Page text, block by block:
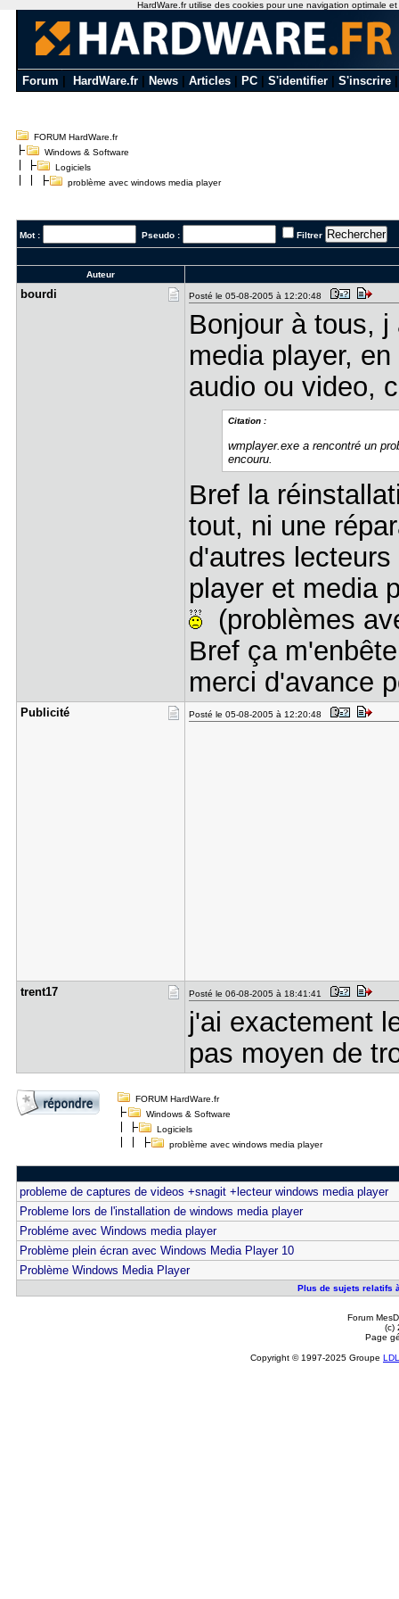
Forum HardWare.fr News Articles PC S'identifier S'inscrire
FORUM HardWare.fr
Windows & Software
Logiciels
problème avec windows media player
Mot : Pseudo : Filtrer
Auteur
bourdi Posté le 05-08-2005 à 12:20:48
Bonjour à tous,
media player,
audio ou video,
Citation :
wmplayer.exe a rencontré un
encouru.
Bref la
tout, ni une
d'autres
player et media
(problèmes
Bref ça
merci d'avance
Publicité Posté le 05-08-2005 à 12:20:48
trent17 Posté le 06-08-2005 à 18:41:41
j'ai exactement
pas moyen de
FORUM HardWare.fr
Windows & Software
Logiciels
problème avec windows media player
probleme de captures de videos +snagit +lecteur windows media player
Probleme lors de l'installation de windows media player
Probléme avec Windows media player
Problème plein écran avec Windows Media Player 10
Problème Windows Media Player
Plus de sujets relatifs
Forum
(c)
Page
Copyright © 1997-2025 Groupe
HardWare.fr utilise des cookies pour une navigation optimale